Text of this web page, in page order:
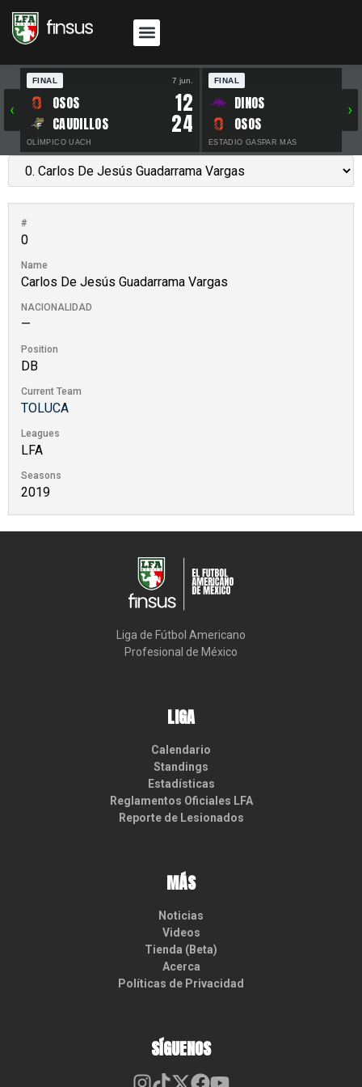
‹
FINAL 7 jun.
OSOS 12
CAUDILLOS 24
OLÍMPICO UACH
FINAL
DINOS
OSOS
ESTADIO GASPAR MAS
›
#
0
Name
Carlos De Jesús Guadarrama Vargas
NACIONALIDAD
—
Position
DB
Current Team
TOLUCA
Leagues
LFA
Seasons
2019
Liga de Fútbol Americano
Profesional de México
LIGA
Calendario
Standings
Estadísticas
Reglamentos Oficiales LFA
Reporte de Lesionados
MÁS
Noticias
Videos
Tienda (Beta)
Acerca
Políticas de Privacidad
SÍGUENOS